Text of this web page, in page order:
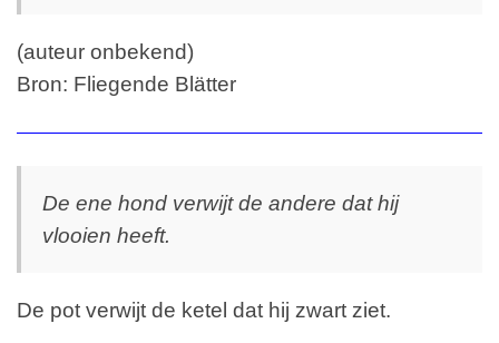
(auteur onbekend)
Bron: Fliegende Blätter
De ene hond verwijt de andere dat hij
vlooien heeft.
De pot verwijt de ketel dat hij zwart ziet.